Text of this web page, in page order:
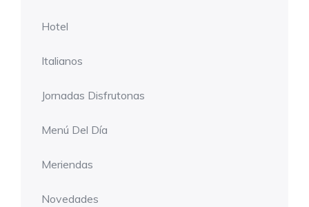
Hotel
Italianos
Jornadas Disfrutonas
Menú Del Día
Meriendas
Novedades